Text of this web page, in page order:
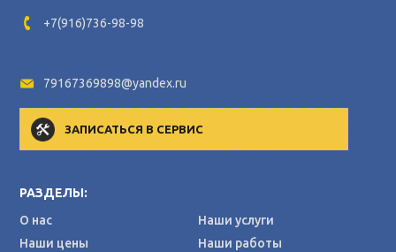
+7(916)736-98-98
79167369898@yandex.ru
ЗАПИСАТЬСЯ В СЕРВИС
РАЗДЕЛЫ:
О нас
Наши услуги
Наши цены
Наши работы